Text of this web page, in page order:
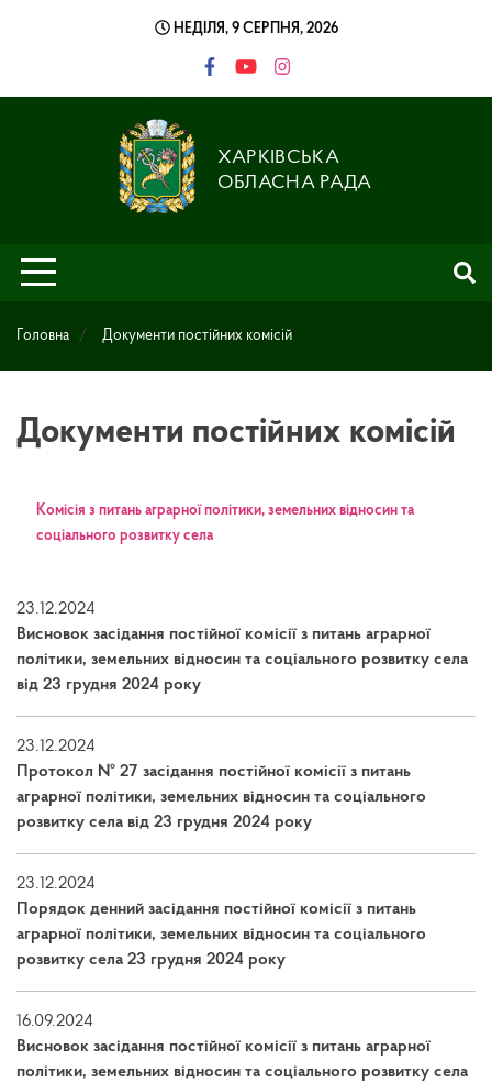
НЕДІЛЯ, 9 СЕРПНЯ, 2026
ХАРКІВСЬКА
ОБЛАСНА РАДА
Головна Документи постійних комісій
Документи постійних комісій
Kомісія з питань аграрної політики, земельних відносин та
соціального розвитку села
23.12.2024
Висновок засідання постійної комісії з питань аграрної
політики, земельних відносин та соціального розвитку села
від 23 грудня 2024 року
23.12.2024
Протокол № 27 засідання постійної комісії з питань
аграрної політики, земельних відносин та соціального
розвитку села від 23 грудня 2024 року
23.12.2024
Порядок денний засідання постійної комісії з питань
аграрної політики, земельних відносин та соціального
розвитку села 23 грудня 2024 року
16.09.2024
Висновок засідання постійної комісії з питань аграрної
політики, земельних відносин та соціального розвитку села